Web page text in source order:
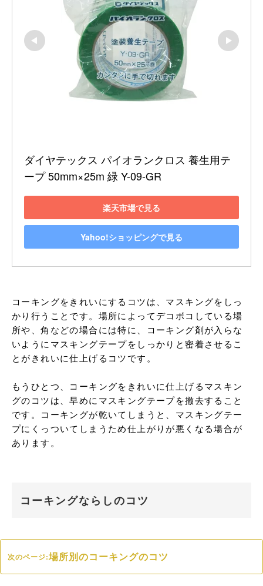
ダイヤテックス パイオランクロス 養生用テ
ープ 50mm×25m 緑 Y-09-GR
楽天市場で見る
Yahoo!ショッピングで見る
コーキングをきれいにするコツは、マスキングをしっ
かり行うことです。場所によってデコボコしている場
所や、角などの場合には特に、コーキング剤が入らな
いようにマスキングテープをしっかりと密着させるこ
とがきれいに仕上げるコツです。
もうひとつ、コーキングをきれいに仕上げるマスキン
グのコツは、早めにマスキングテープを撤去すること
です。コーキングが乾いてしまうと、マスキングテー
プにくっついてしまうため仕上がりが悪くなる場合が
あります。
コーキングならしのコツ
次のページ:場所別のコーキングのコツ